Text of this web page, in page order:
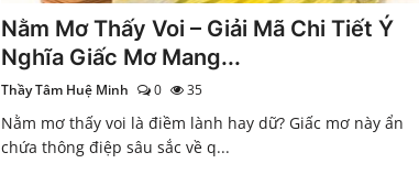
Nằm Mơ Thấy Voi – Giải Mã Chi Tiết Ý
Nghĩa Giấc Mơ Mang...
Thầy Tâm Huệ Minh 0 35
Nằm mơ thấy voi là điềm lành hay dữ? Giấc mơ này ẩn
chứa thông điệp sâu sắc về q...